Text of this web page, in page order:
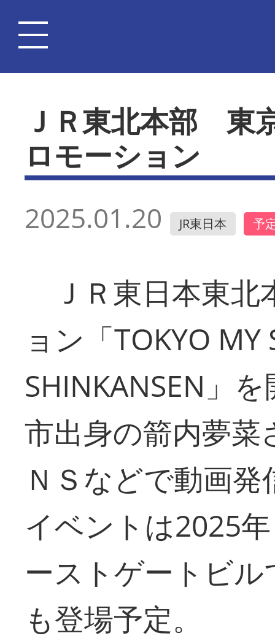
ＪＲ東北本部 東
ロモーション
2025.01.20 JR東日本 予
ＪＲ東日本東北
ョン「TOKYO MY
SHINKANSEN」
市出身の箭内夢
ＮＳなどで動画
イベントは2025
ーストゲートビ
も登場予定。